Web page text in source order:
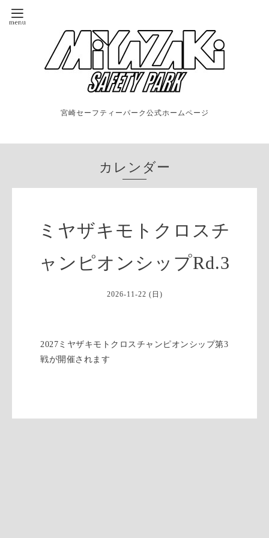
宮崎セーフティーパーク公式ホームページ
カレンダー
ミヤザキモトクロスチ
ャンピオンシップRd.3
2026-11-22 (日)
2027ミヤザキモトクロスチャンピオンシップ第3
戦が開催されます